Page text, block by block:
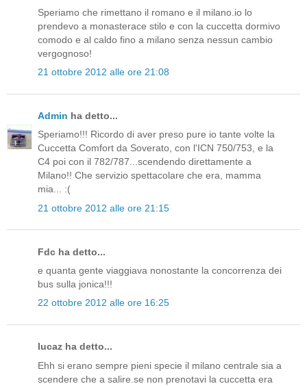
Speriamo che rimettano il romano e il milano.io lo
prendevo a monasterace stilo e con la cuccetta dormivo
comodo e al caldo fino a milano senza nessun cambio
vergognoso!
21 ottobre 2012 alle ore 21:08
Admin ha detto...
Speriamo!!! Ricordo di aver preso pure io tante volte la
Cuccetta Comfort da Soverato, con l'ICN 750/753, e la
C4 poi con il 782/787...scendendo direttamente a
Milano!! Che servizio spettacolare che era, mamma
mia... :(
21 ottobre 2012 alle ore 21:15
Fdc ha detto...
e quanta gente viaggiava nonostante la concorrenza dei
bus sulla jonica!!!
22 ottobre 2012 alle ore 16:25
lucaz ha detto...
Ehh si erano sempre pieni specie il milano centrale sia a
scendere che a salire.se non prenotavi la cuccetta era